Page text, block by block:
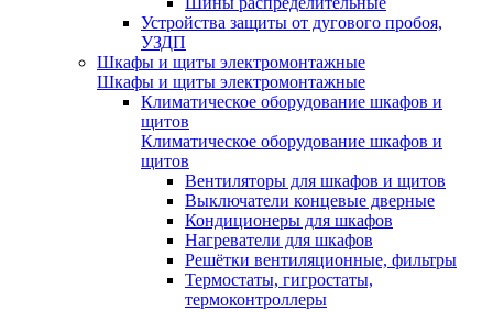
Устройства защиты от дугового пробоя,
УЗДП
Шкафы и щиты электромонтажные
Шкафы и щиты электромонтажные
Климатическое оборудование шкафов и
щитов
Климатическое оборудование шкафов и
щитов
Вентиляторы для шкафов и щитов
Выключатели концевые дверные
Кондиционеры для шкафов
Нагреватели для шкафов
Решётки вентиляционные, фильтры
Термостаты, гигростаты,
термоконтроллеры